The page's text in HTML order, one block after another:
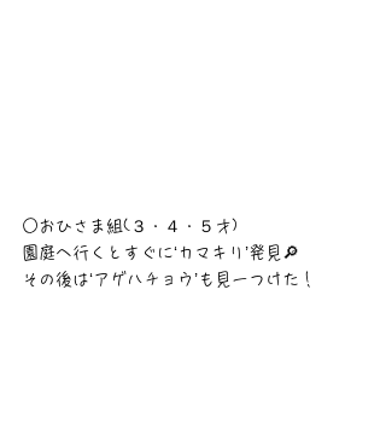
○おひさま組(３・４・５才)
園庭へ行くとすぐに‘カマキリ’発見🔎
その後は‘アゲハチョウ’も見ーつけた！